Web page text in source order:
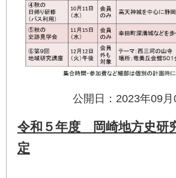
公開日：2023年09月
令和５年度 岡崎地方史研
定